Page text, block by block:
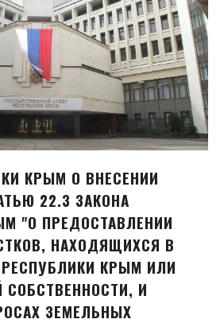
КРЫМ О ВНЕСЕНИИ
22.3 ЗАКОНА
"О ПРЕДОСТАВЛЕНИИ
НАХОДЯЩИХСЯ В
КРЫМ ИЛИ
И
ЗЕМЕЛЬНЫХ